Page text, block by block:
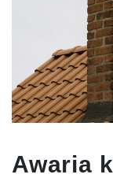
Awaria